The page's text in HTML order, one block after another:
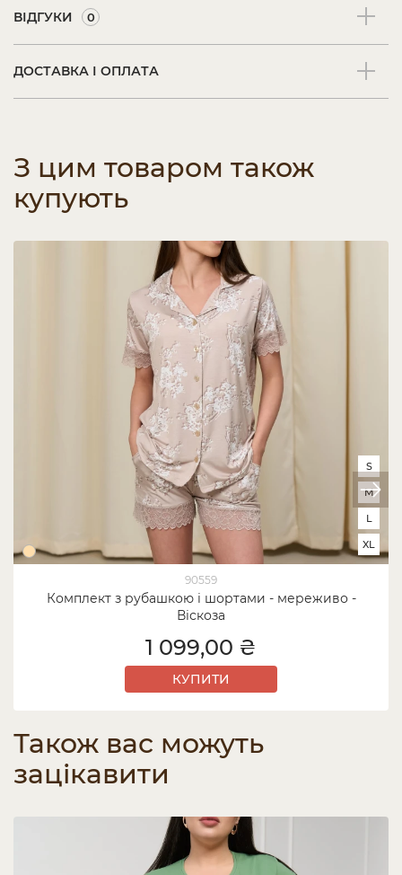
ВІДГУКИ 0
ДОСТАВКА І ОПЛАТА
З цим товаром також
купують
90559
Комплект з рубашкою і шортами - мереживо -
Віскоза
S
M
L
XL
1 099,00 ₴
КУПИТИ
Також вас можуть
зацікавити